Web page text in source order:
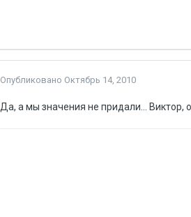
Опубликовано Октябрь 14, 2010
Да, а мы значения не придали...